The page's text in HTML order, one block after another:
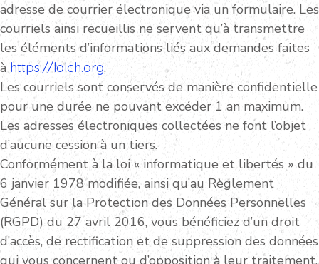
adresse de courrier électronique via un formulaire. Les
courriels ainsi recueillis ne servent qu’à transmettre
les éléments d’informations liés aux demandes faites
àhttps://lalch.org.
Les courriels sont conservés de manière confidentielle
pour une durée ne pouvant excéder 1 an maximum.
Les adresses électroniques collectées ne font l’objet
d’aucune cession à un tiers.
Conformément à la loi « informatique et libertés » du
6 janvier 1978 modifiée, ainsi qu’au Règlement
Général sur la Protection des Données Personnelles
(RGPD) du 27 avril 2016, vous bénéficiez d’un droit
d’accès, de rectification et de suppression des données